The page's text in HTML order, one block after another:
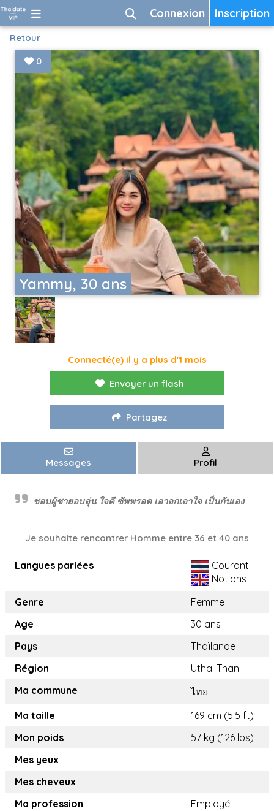
Inscription
Connexion
Retour
Yammy, 30 ans
0
Connecté(e) il y a plus d'1 mois
Envoyer un flash
Partagez
Messages Profil
ชอบผู้ชายอบอุ่น ใจดี ซัพพรอต เอาอกเอาใจ เป็นกันเอง
Je souhaite rencontrer Homme entre 36 et 40 ans
Langues parlées
Courant
Notions
Genre
Femme
Age
30 ans
Pays
Thaïlande
Région
Uthai Thani
Ma commune
ไทย
Ma taille
169 cm (5.5 ft)
Mon poids
57 kg (126 lbs)
Mes yeux
Mes cheveux
Ma profession
Employé